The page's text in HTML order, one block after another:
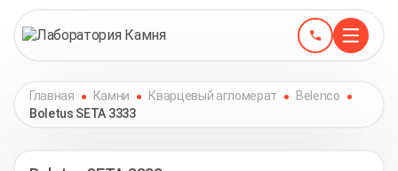
Главная Камни Кварцевый агломерат
Belenco
Boletus SETA 3333